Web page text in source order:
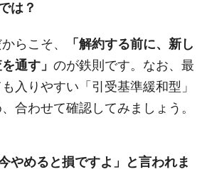
は？
らこそ、
「解約する前に、新し
通す」 のが鉄則です。なお、最
入りやすい「引受基準緩和型」
合わせて確認してみましょう。
やめると損ですよ」と言われま